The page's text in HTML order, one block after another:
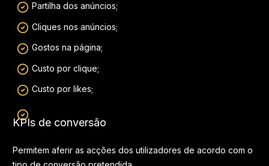
Partilha dos anúncios;
Cliques nos anúncios;
Gostos na página;
Custo por clique;
Custo por likes;
KPIs de conversão
Permitem aferir as acções dos utilizadores de acordo com o